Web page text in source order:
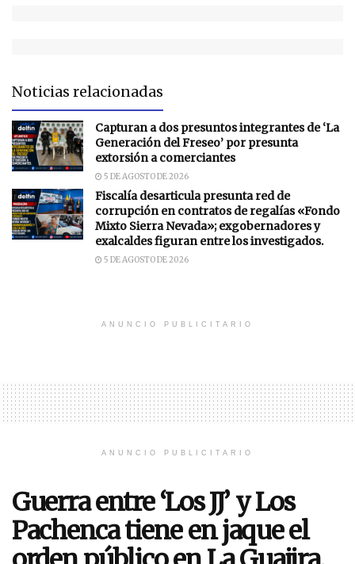
Noticias relacionadas
Capturan a dos presuntos integrantes de ‘La
Generación del Freseo’ por presunta
extorsión a comerciantes
5 DE AGOSTO DE 2026
Fiscalía desarticula presunta red de
corrupción en contratos de regalías «Fondo
Mixto Sierra Nevada»; exgobernadores y
exalcaldes figuran entre los investigados.
5 DE AGOSTO DE 2026
ANUNCIO PUBLICITARIO
ANUNCIO PUBLICITARIO
Guerra entre ‘Los JJ’ y Los
Pachenca tiene en jaque el